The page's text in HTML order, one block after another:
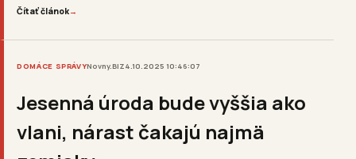
Čítať článok→
DOMÁCE SPRÁVYNovny.BIZ4.10.2025 10:46:07
Jesenná úroda bude vyššia ako
vlani, nárast čakajú najmä